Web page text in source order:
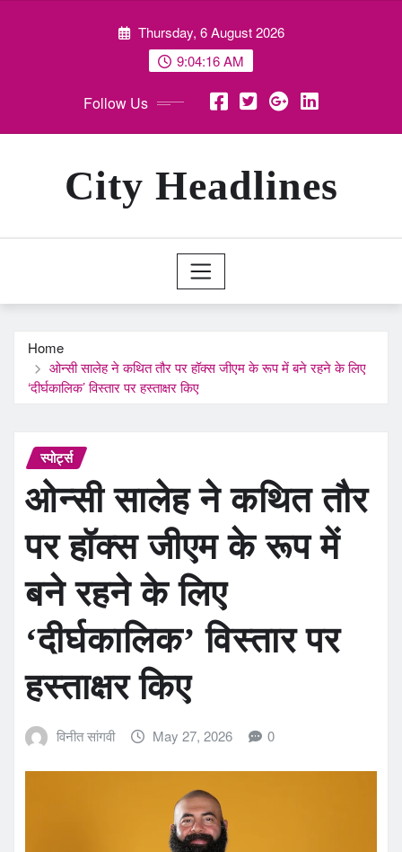
Thursday, 6 August 2026
9:04:17 AM
Follow Us
City Headlines
Home
ओन्सी सालेह ने कथित तौर पर हॉक्स जीएम के रूप में बने रहने के लिए
‘दीर्घकालिक’ विस्तार पर हस्ताक्षर किए
स्पोर्ट्स
ओन्सी सालेह ने कथित तौर
पर हॉक्स जीएम के रूप में
बने रहने के लिए
‘दीर्घकालिक’ विस्तार पर
हस्ताक्षर किए
विनीत सांगवी May 27, 2026 0